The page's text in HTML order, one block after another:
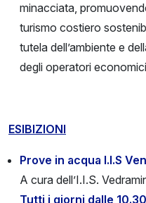
minacciata,
turismo costiero
tutela dell’ambiente e
degli operatori
ESIBIZIONI
Prove in acqua I.I.S
A cura dell’I.I.S.
Tutti i giorni dalle